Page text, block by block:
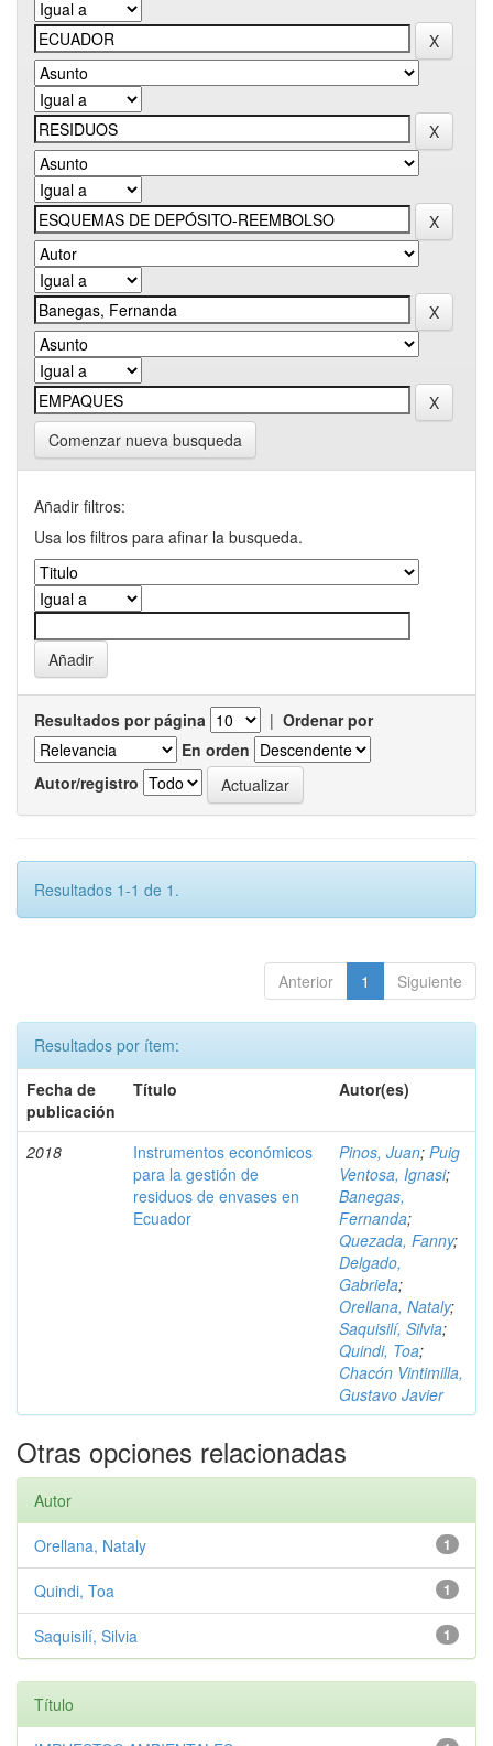
Comenzar nueva busqueda
Añadir filtros:
Usa los filtros para afinar la busqueda.
Resultados por página | Ordenar por
En orden
Autor/registro
Resultados 1-1 de 1.
Anterior 1 Siguiente
Resultados por ítem:
Fecha de
publicación
Título Autor(es)
2018
Instrumentos económicos
para la gestión de
residuos de envases en
Ecuador
Pinos, Juan; Puig
Ventosa, Ignasi;
Banegas,
Fernanda;
Quezada, Fanny;
Delgado,
Gabriela;
Orellana, Nataly;
Saquisilí, Silvia;
Quindi, Toa;
Chacón Vintimilla,
Gustavo Javier
Otras opciones relacionadas
Autor
1
Orellana, Nataly
1
Quindi, Toa
1
Saquisilí, Silvia
Título